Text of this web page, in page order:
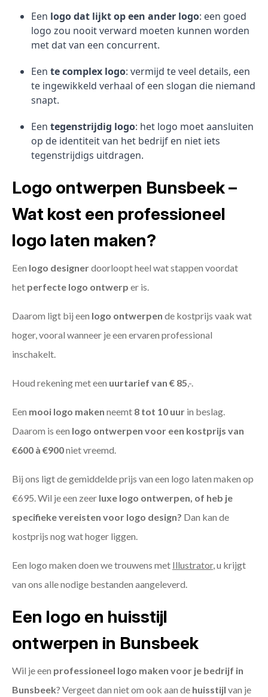
Een logo dat lijkt op een ander logo: een goed
logo zou nooit verward moeten kunnen worden
met dat van een concurrent.
Een te complex logo: vermijd te veel details, een
te ingewikkeld verhaal of een slogan die niemand
snapt.
Een tegenstrijdig logo: het logo moet aansluiten
op de identiteit van het bedrijf en niet iets
tegenstrijdigs uitdragen.
Logo ontwerpen Bunsbeek –
Wat kost een professioneel
logo laten maken?
Een logo designerdoorloopt heel wat stappen voordat
het perfecte logo ontwerp er is.
Daarom ligt bij een logo ontwerpen de kostprijs vaak wat
hoger, vooral wanneer je een ervaren professional
inschakelt.
Houd rekening met een uurtarief van € 85,-.
Een mooi logo maken neemt 8 tot 10 uur in beslag.
Daarom is een logo ontwerpen voor een kostprijs van
€600 à €900niet vreemd.
Bij ons ligt de gemiddelde prijs van een logo laten maken op
€695. Wil je een zeer luxe logo ontwerpen, of heb je
specifieke vereisten voor logo design? Dan kan de
kostprijs nog wat hoger liggen.
Een logo maken doen we trouwens met Illustrator, u krijgt
van ons alle nodige bestanden aangeleverd.
Een logo en huisstijl
ontwerpen in Bunsbeek
Wil je een professioneel logo maken voor je bedrijf in
Bunsbeek? Vergeet dan niet om ook aan de huisstijl van je